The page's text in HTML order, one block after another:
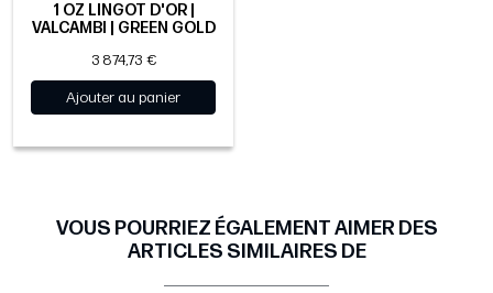
1 OZ LINGOT D'OR |
VALCAMBI | GREEN GOLD
3 874,73 €
Ajouter au panier
VOUS POURRIEZ ÉGALEMENT AIMER DES
ARTICLES SIMILAIRES DE